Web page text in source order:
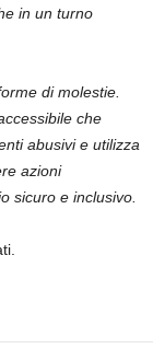
in un turno
di molestie.
che
abusivi e utilizza
azioni
sicuro e inclusivo.